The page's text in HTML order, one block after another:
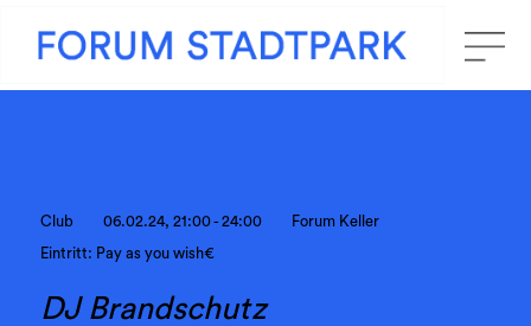
Club 06.02.24, 21:00 - 24:00 Forum Keller
Eintritt: Pay as you wish€
DJ Brandschutz